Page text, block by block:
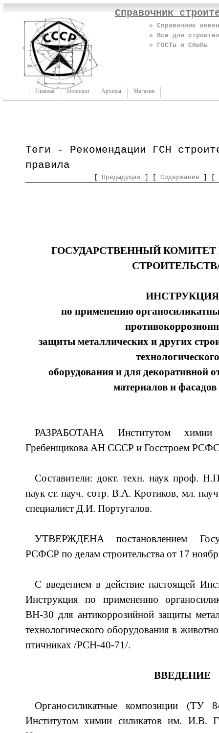
Справочник
» Справочник
» Все для
» ГОСТы и СНиПы
Главная Новинки Архивы Магазин
Теги - Рекомендации ГСН
правила
Предыдущая Содержание
ГОСУДАРСТВЕННЫЙ
ИНСТРУКЦИЯ
по применению
защиты металлических и других
технологического
оборудования и для декоративной
материалов и фасадов
РАЗРАБОТАНА Институтом
Гребенщикова АН СССР и Госстроем
Составители: докт. техн. наук проф.
наук ст. науч. сотр. В.А. Кротиков, мл.
специалист Д.И. Португалов.
УТВЕРЖДЕНА постановлением
РСФСР по делам строительства от 17
С введением в действие настоящей
Инструкция по применению
ВН-30 для антикоррозийной защиты
технологического оборудования в
птичниках /РСН-40-71/.
ВВЕДЕНИЕ
Органосиликатные композиции (ТУ
Институтом химии силикатов им. И.В.